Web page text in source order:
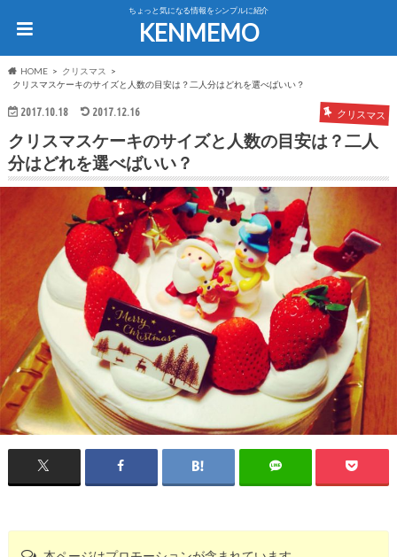
ちょっと気になる情報をシンプルに紹介
KENMEMO
HOME
クリスマス
クリスマスケーキのサイズと人数の目安は？二人分はどれを選べばいい？
2017.10.18 2017.12.16 クリスマス
クリスマスケーキのサイズと人数の目安は？二人
分はどれを選べばいい？